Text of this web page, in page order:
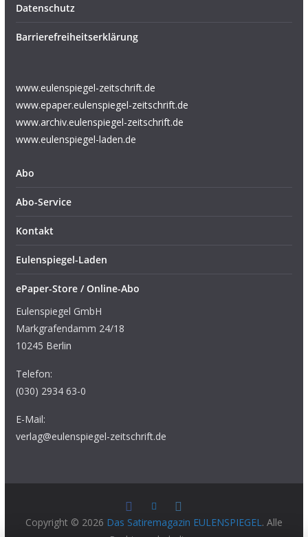
Datenschutz
Barrierefreiheitserklärung
www.eulenspiegel-zeitschrift.de
www.epaper.eulenspiegel-zeitschrift.de
www.archiv.eulenspiegel-zeitschrift.de
www.eulenspiegel-laden.de
Abo
Abo-Service
Kontakt
Eulenspiegel-Laden
ePaper-Store / Online-Abo
Eulenspiegel GmbH
Markgrafendamm 24/18
10245 Berlin
Telefon:
(030) 2934 63-0
E-Mail:
verlag@eulenspiegel-zeitschrift.de
Copyright © 2026 Das Satiremagazin EULENSPIEGEL. Alle